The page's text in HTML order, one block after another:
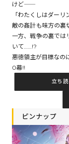
けど――
「わたくしはダーリ
敵の姦計も味方の
一方、戦争の裏では
いて……!?
悪徳領主が目標なの
0幕!!
立ち読
ピンナップ